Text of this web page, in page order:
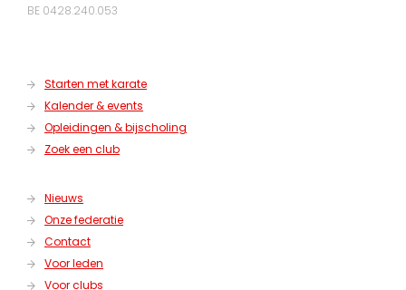
BE 0428.240.053
Starten met karate
Kalender & events
Opleidingen & bijscholing
Zoek een club
Nieuws
Onze federatie
Contact
Voor leden
Voor clubs